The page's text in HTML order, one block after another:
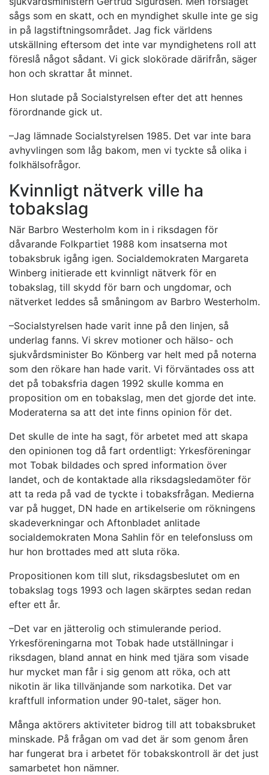
sågs som en skatt, och en myndighet skulle inte ge sig
in på lagstiftningsområdet. Jag fick världens
utskällning eftersom det inte var myndighetens roll att
föreslå något sådant. Vi gick slokörade därifrån, säger
hon och skrattar åt minnet.
Hon slutade på Socialstyrelsen efter det att hennes
förordnande gick ut.
–Jag lämnade Socialstyrelsen 1985. Det var inte bara
avhyvlingen som låg bakom, men vi tyckte så olika i
folkhälsofrågor.
Kvinnligt nätverk ville ha
tobakslag
När Barbro Westerholm kom in i riksdagen för
dåvarande Folkpartiet 1988 kom insatserna mot
tobaksbruk igång igen. Socialdemokraten Margareta
Winberg initierade ett kvinnligt nätverk för en
tobakslag, till skydd för barn och ungdomar, och
nätverket leddes så småningom av Barbro Westerholm.
–Socialstyrelsen hade varit inne på den linjen, så
underlag fanns. Vi skrev motioner och hälso- och
sjukvårdsminister Bo Könberg var helt med på noterna
som den rökare han hade varit. Vi förväntades oss att
det på tobaksfria dagen 1992 skulle komma en
proposition om en tobakslag, men det gjorde det inte.
Moderaterna sa att det inte finns opinion för det.
Det skulle de inte ha sagt, för arbetet med att skapa
den opinionen tog då fart ordentligt: Yrkesföreningar
mot Tobak bildades och spred information över
landet, och de kontaktade alla riksdagsledamöter för
att ta reda på vad de tyckte i tobaksfrågan. Medierna
var på hugget, DN hade en artikelserie om rökningens
skadeverkningar och Aftonbladet anlitade
socialdemokraten Mona Sahlin för en telefonsluss om
hur hon brottades med att sluta röka.
Propositionen kom till slut, riksdagsbeslutet om en
tobakslag togs 1993 och lagen skärptes sedan redan
efter ett år.
–Det var en jätterolig och stimulerande period.
Yrkesföreningarna mot Tobak hade utställningar i
riksdagen, bland annat en hink med tjära som visade
hur mycket man får i sig genom att röka, och att
nikotin är lika tillvänjande som narkotika. Det var
kraftfull information under 90-talet, säger hon.
Många aktörers aktiviteter bidrog till att tobaksbruket
minskade. På frågan om vad det är som genom åren
har fungerat bra i arbetet för tobakskontroll är det just
samarbetet hon nämner.